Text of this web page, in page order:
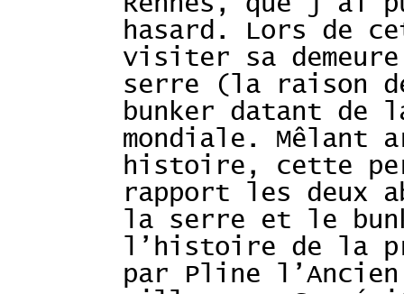
hasard. Lors de
visiter sa
serre (la raison
bunker datant de
mondiale. Mêlant
histoire, cette
rapport les deux
la serre et le
l’histoire de la
par Pline